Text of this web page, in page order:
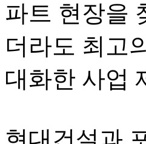
파트 현장을
더라도 최고
대화한 사업